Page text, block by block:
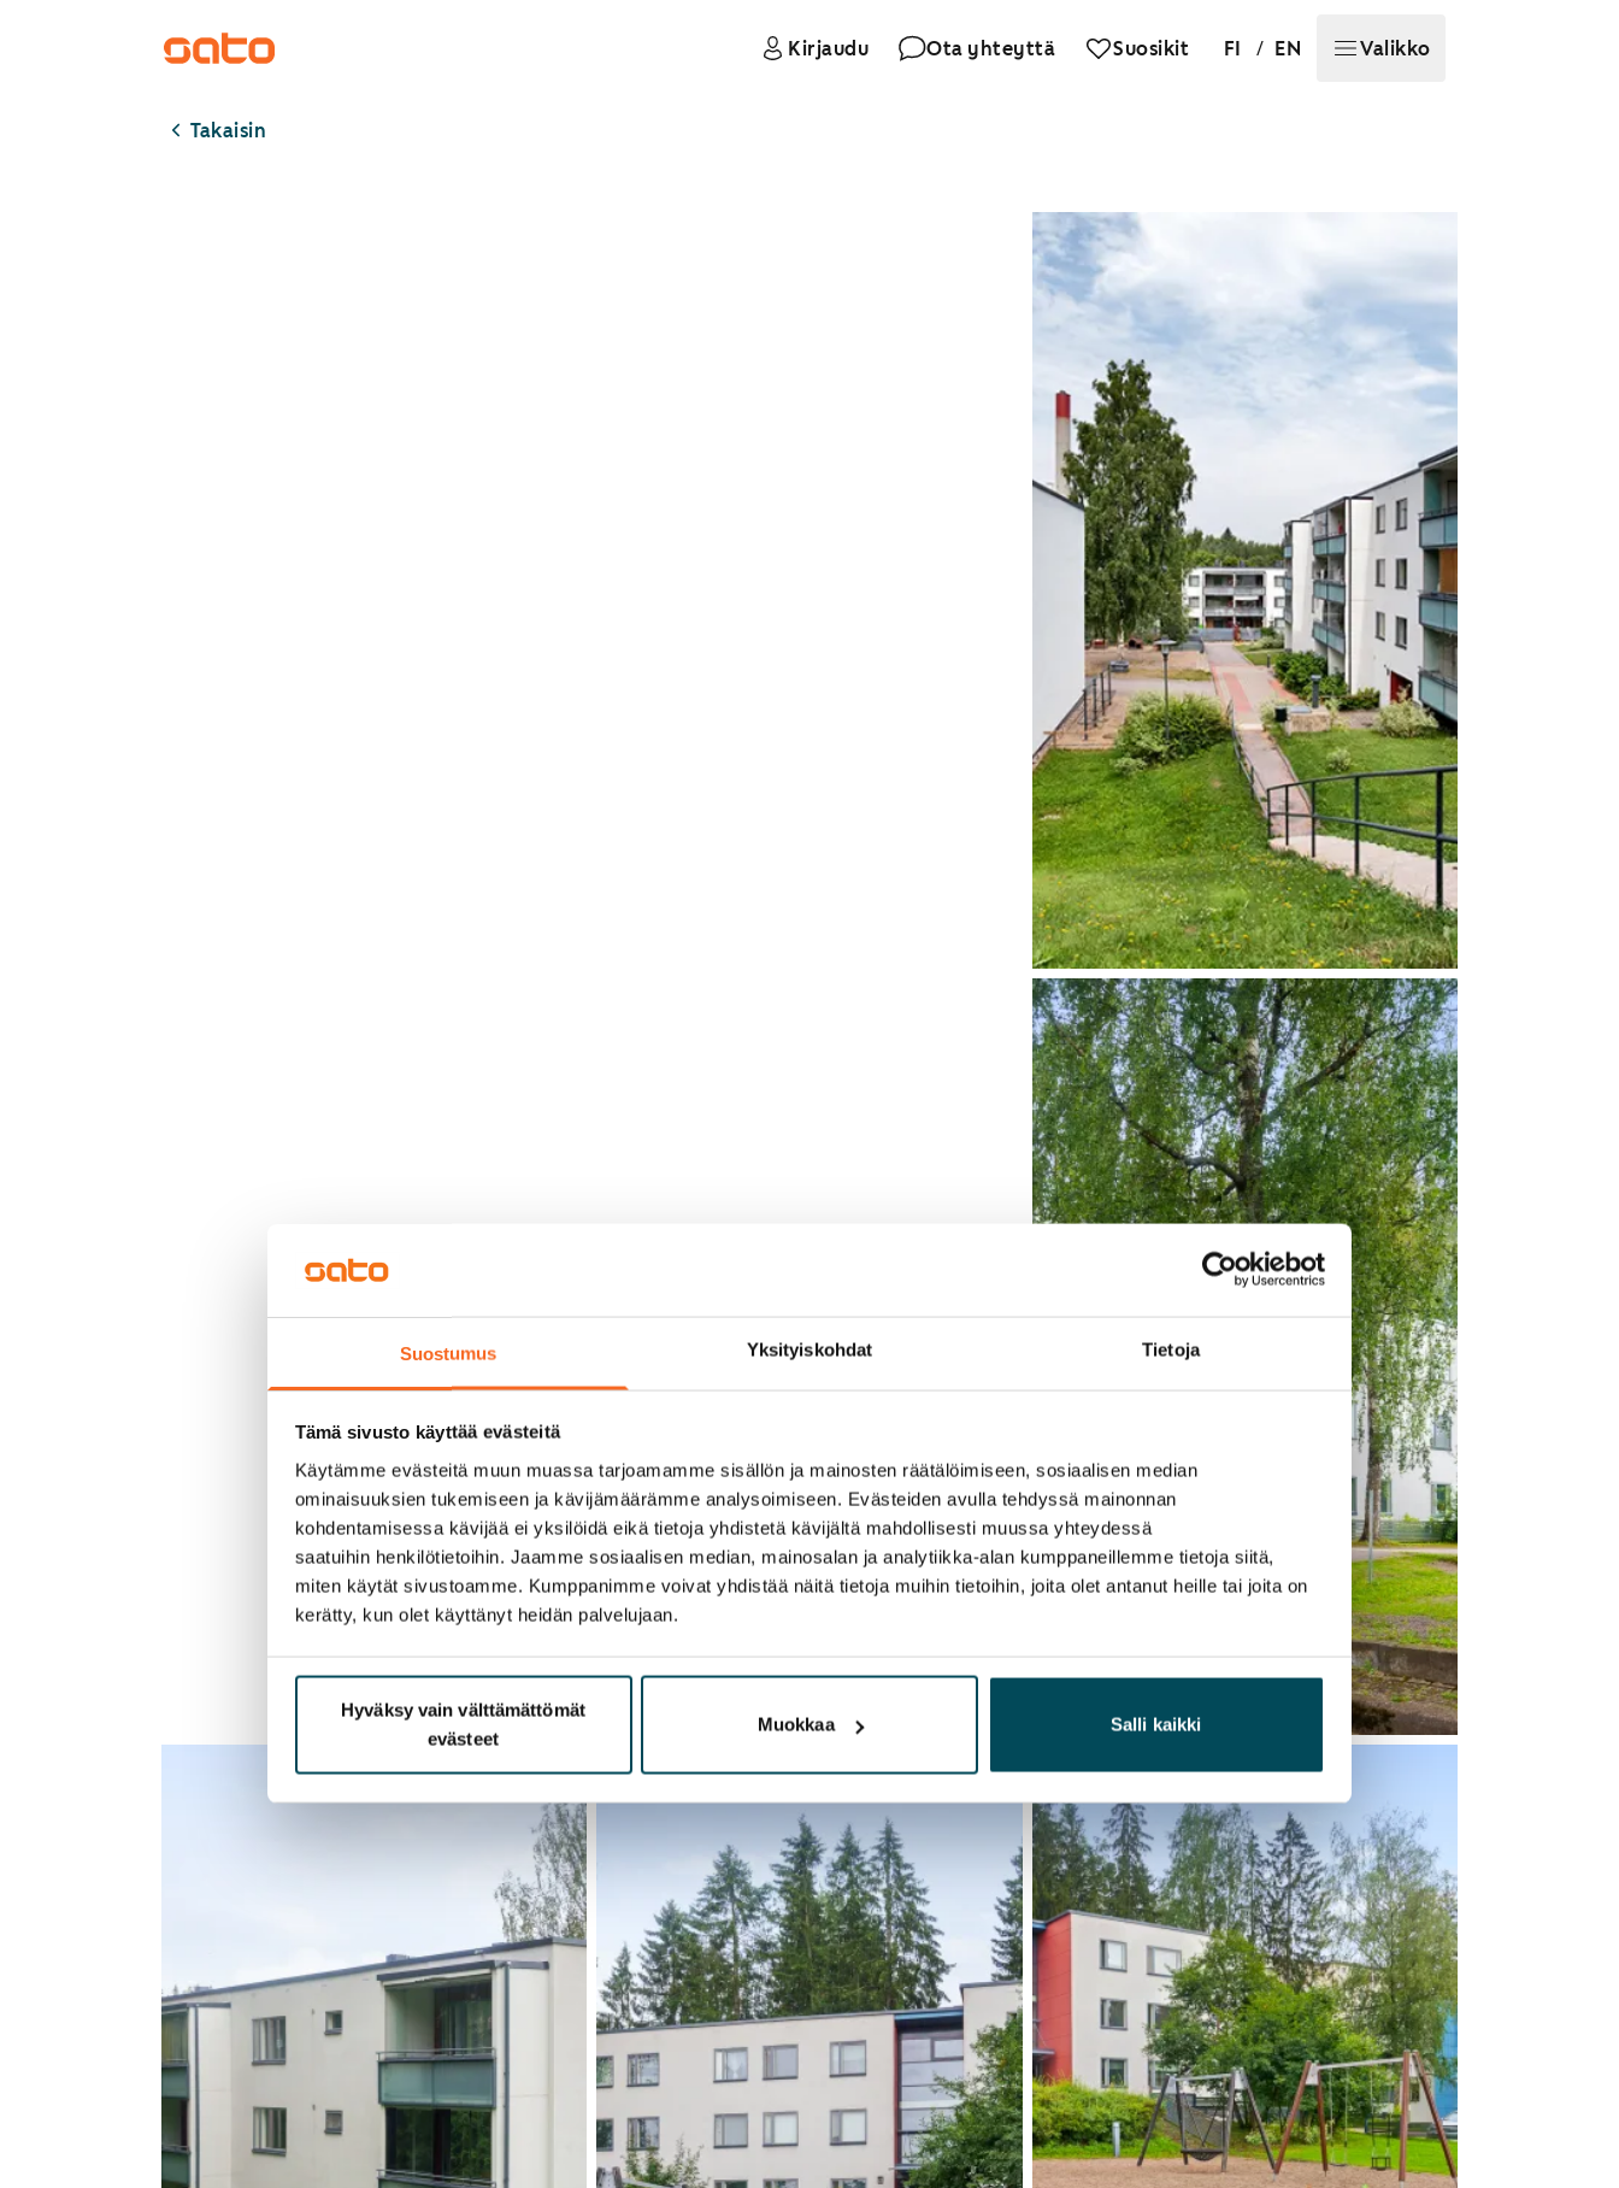
Suostumus Yksityiskohdat Tietoja
Tämä sivusto käyttää evästeitä
Käytämme evästeitä muun muassa tarjoamamme sisällön ja mainosten räätälöimiseen, sosiaalisen median
ominaisuuksien tukemiseen ja kävijämäärämme analysoimiseen. Evästeiden avulla tehdyssä mainonnan
kohdentamisessa kävijää ei yksilöidä eikä tietoja yhdistetä kävijältä mahdollisesti muussa yhteydessä
saatuihin henkilötietoihin. Jaamme sosiaalisen median, mainosalan ja analytiikka-alan kumppaneillemme tietoja siitä,
miten käytät sivustoamme. Kumppanimme voivat yhdistää näitä tietoja muihin tietoihin, joita olet antanut heille tai joita on
kerätty, kun olet käyttänyt heidän palvelujaan.
Hyväksy vain välttämättömät
evästeet
Muokkaa Salli kaikki
Kirjaudu Ota yhteyttä Suosikit FI / EN Valikko
Takaisin